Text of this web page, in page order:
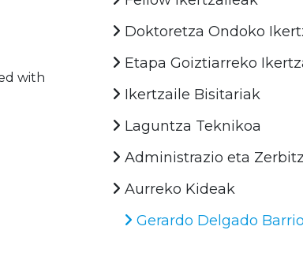
with
Doktoretza Ondoko
Etapa Goiztiarreko
Ikertzaile Bisitariak
Laguntza Teknikoa
Administrazio eta
Aurreko Kideak
Gerardo Delgado Barrio